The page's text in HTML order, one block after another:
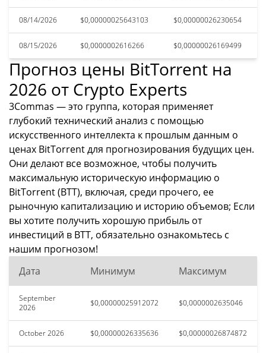
08/14/2026 $0,00000025643103 $0,00000026230654
08/15/2026 $0,0000002616266 $0,00000026169499
Прогноз цены BitTorrent на
2026 от Crypto Experts
3Commas — это группа, которая применяет
глубокий технический анализ с помощью
искусственного интеллекта к прошлым данным о
ценах BitTorrent для прогнозирования будущих цен.
Они делают все возможное, чтобы получить
максимальную историческую информацию о
BitTorrent (BTT), включая, среди прочего, ее
рыночную капитализацию и историю объемов; Если
вы хотите получить хорошую прибыль от
инвестиций в BTT, обязательно ознакомьтесь с
нашим прогнозом!
Дата
Минимум Максимум
September
2026
$0,00000025912072 $0,0000002635046
October 2026 $0,00000026335636 $0,00000026874872